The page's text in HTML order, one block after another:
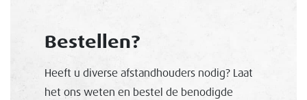
Bestellen?
Heeft u diverse afstandhouders nodig? Laat
het ons weten en bestel de benodigde